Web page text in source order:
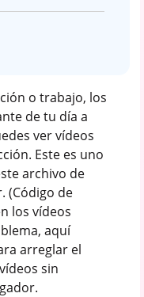
o trabajo, los
de tu día a
ver vídeos
Este es uno
archivo de
(Código de
los vídeos
aquí
arreglar el
sin